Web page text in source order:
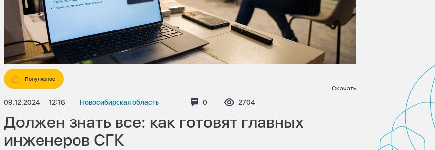
Популярное
09.12.2024 12:16 Новосибирская область Комментариев:
0 Просмотров:
2704
Скачать
Должен знать все: как готовят главных
инженеров СГК